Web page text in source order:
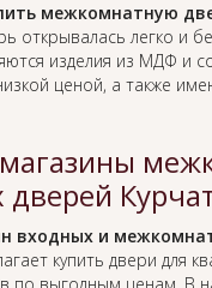
межкомнатную
открывалась легко и
изделия из МДФ и
ценой, а также
входных и
купить двери для